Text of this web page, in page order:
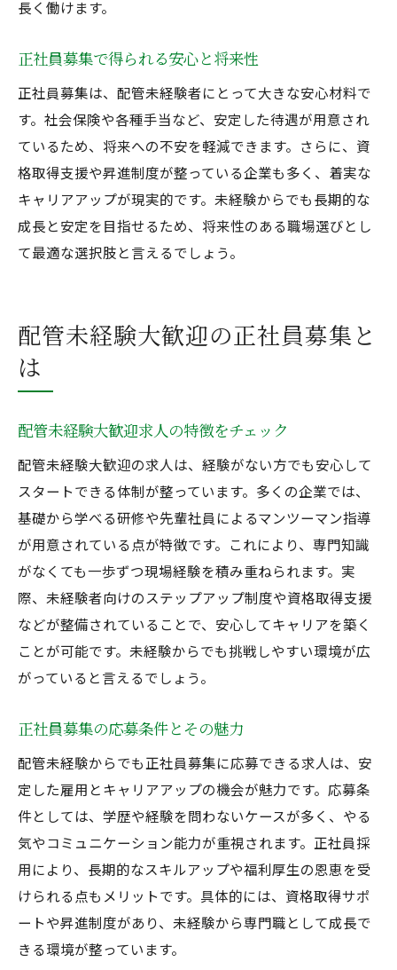
長く働けます。
正社員募集で得られる安心と将来性
正社員募集は、配管未経験者にとって大きな安心材料で
す。社会保険や各種手当など、安定した待遇が用意され
ているため、将来への不安を軽減できます。さらに、資
格取得支援や昇進制度が整っている企業も多く、着実な
キャリアアップが現実的です。未経験からでも長期的な
成長と安定を目指せるため、将来性のある職場選びとし
て最適な選択肢と言えるでしょう。
配管未経験大歓迎の正社員募集と
は
配管未経験大歓迎求人の特徴をチェック
配管未経験大歓迎の求人は、経験がない方でも安心して
スタートできる体制が整っています。多くの企業では、
基礎から学べる研修や先輩社員によるマンツーマン指導
が用意されている点が特徴です。これにより、専門知識
がなくても一歩ずつ現場経験を積み重ねられます。実
際、未経験者向けのステップアップ制度や資格取得支援
などが整備されていることで、安心してキャリアを築く
ことが可能です。未経験からでも挑戦しやすい環境が広
がっていると言えるでしょう。
正社員募集の応募条件とその魅力
配管未経験からでも正社員募集に応募できる求人は、安
定した雇用とキャリアアップの機会が魅力です。応募条
件としては、学歴や経験を問わないケースが多く、やる
気やコミュニケーション能力が重視されます。正社員採
用により、長期的なスキルアップや福利厚生の恩恵を受
けられる点もメリットです。具体的には、資格取得サポ
ートや昇進制度があり、未経験から専門職として成長で
きる環境が整っています。